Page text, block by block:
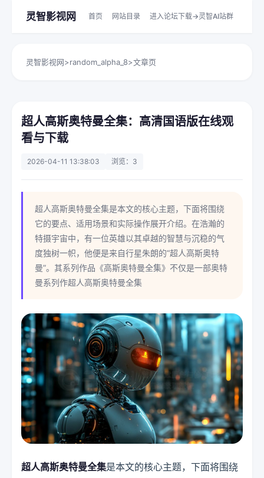
灵智影视网 首页 网站目录 进入论坛下载->灵智AI站群
灵智影视网>random_alpha_8>文章页
超人高斯奥特曼全集：高清国语版在线观
看与下载
2026-04-11 13:38:03 浏览：3
超人高斯奥特曼全集是本文的核心主题，下面将围绕
它的要点、适用场景和实际操作展开介绍。在浩瀚的
特摄宇宙中，有一位英雄以其卓越的智慧与沉稳的气
度独树一帜，他便是来自行星朱朗的“超人高斯奥特
曼”。其系列作品《高斯奥特曼全集》不仅是一部奥特
曼系列作超人高斯奥特曼全集
超人高斯奥特曼全集是本文的核心主题，下面将围绕